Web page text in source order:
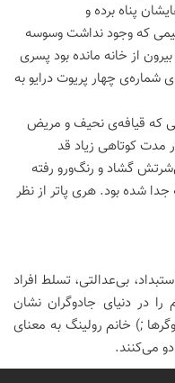
پناه برده و
که وجود نداشت وسوسه
از خانه مانده بود پسری
شماره‌ی چهار پریوت درایو به
که قیافه‌ی نحیف و مریض
کوتاهی زیاد قد
گشاد و رنگ‌ورو رفته
شده بود. هری پاتر از نظر
بی‌عدالتی، تسلط افراد
در دنیای جادوگران نشان
;) خانم رولینگ به معنای
می‌کنند.